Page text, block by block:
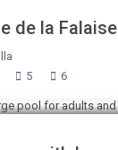
de la Falaise
5 6